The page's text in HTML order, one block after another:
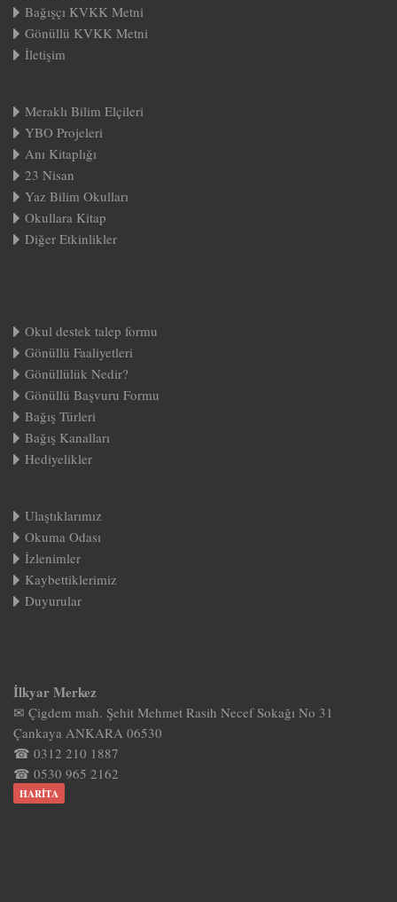
Bağışçı KVKK Metni
Gönüllü KVKK Metni
İletişim
Meraklı Bilim Elçileri
YBO Projeleri
Anı Kitaplığı
23 Nisan
Yaz Bilim Okulları
Okullara Kitap
Diğer Etkinlikler
Okul destek talep formu
Gönüllü Faaliyetleri
Gönüllülük Nedir?
Gönüllü Başvuru Formu
Bağış Türleri
Bağış Kanalları
Hediyelikler
Ulaştıklarımız
Okuma Odası
İzlenimler
Kaybettiklerimiz
Duyurular
İlkyar Merkez
✉ Çigdem mah. Şehit Mehmet Rasih Necef Sokağı No 31
Çankaya ANKARA 06530
☎ 0312 210 1887
☎ 0530 965 2162
HARITA